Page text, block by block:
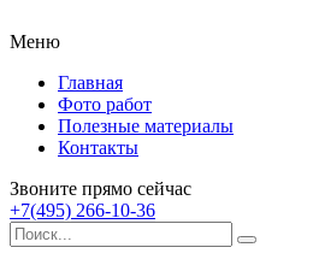
Меню
Главная
Фото работ
Полезные материалы
Контакты
Звоните прямо сейчас
+7(495) 266-10-36